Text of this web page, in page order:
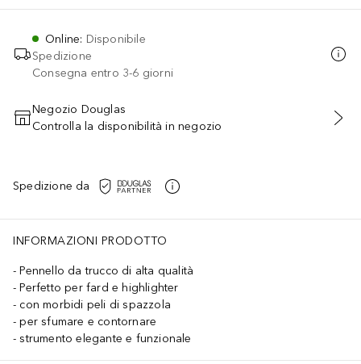
Online: Disponibile
Spedizione
Consegna entro 3-6 giorni
AGGIUNGI AL CARRELLO
Negozio Douglas
Controlla la disponibilità in negozio
Spedizione da
INFORMAZIONI PRODOTTO
Pennello da trucco di alta qualità
Perfetto per fard e highlighter
con morbidi peli di spazzola
per sfumare e contornare
strumento elegante e funzionale